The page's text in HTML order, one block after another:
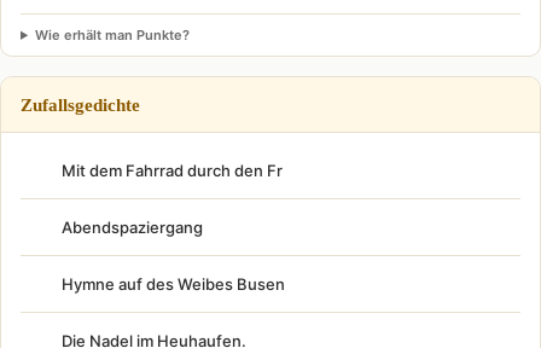
Wie erhält man Punkte?
Zufallsgedichte
Mit dem Fahrrad durch den Fr
Abendspaziergang
Hymne auf des Weibes Busen
Die Nadel im Heuhaufen.